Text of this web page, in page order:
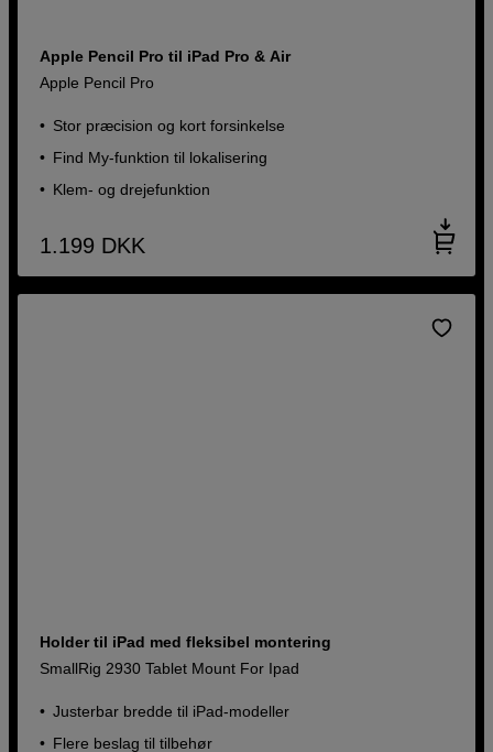
Apple Pencil Pro til iPad Pro & Air
Apple Pencil Pro
Stor præcision og kort forsinkelse
Find My-funktion til lokalisering
Klem- og drejefunktion
1.199 DKK
Holder til iPad med fleksibel montering
SmallRig 2930 Tablet Mount For Ipad
Justerbar bredde til iPad-modeller
Flere beslag til tilbehør